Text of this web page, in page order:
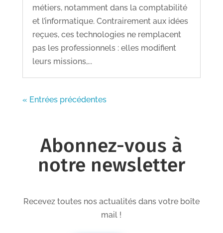
métiers, notamment dans la comptabilité
et l’informatique. Contrairement aux idées
reçues, ces technologies ne remplacent
pas les professionnels : elles modifient
leurs missions,...
« Entrées précédentes
Abonnez-vous à
notre newsletter
Recevez toutes nos actualités dans votre boîte
mail !